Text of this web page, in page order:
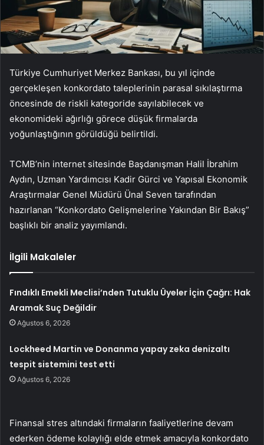
Türkiye Cumhuriyet Merkez Bankası, bu yıl içinde
gerçekleşen konkordato taleplerinin parasal sıkılaştırma
öncesinde de riskli kategoride sayılabilecek ve
ekonomideki ağırlığı görece düşük firmalarda
yoğunlaştığının görüldüğü belirtildi.
TCMB’nin internet sitesinde Başdanışman Halil İbrahim
Aydın, Uzman Yardımcısı Kadir Gürci ve Yapısal Ekonomik
Araştırmalar Genel Müdürü Ünal Seven tarafından
hazırlanan “Konkordato Gelişmelerine Yakından Bir Bakış”
başlıklı bir analiz yayımlandı.
İlgili Makaleler
Fındıklı Emekli Meclisi’nden Tutuklu Üyeler İçin Çağrı: Hak
Aramak Suç Değildir
Ağustos 6, 2026
Lockheed Martin ve Donanma yapay zeka denizaltı
tespit sistemini test etti
Ağustos 6, 2026
Finansal stres altındaki firmaların faaliyetlerine devam
ederken ödeme kolaylığı elde etmek amacıyla konkordato